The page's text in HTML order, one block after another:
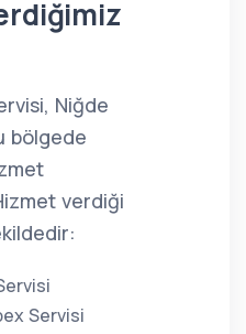
Niğde
bölgede
verdiği
Servisi